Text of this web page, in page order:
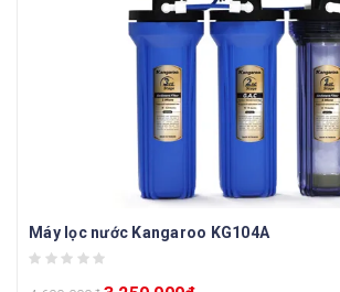
Máy lọc nước Kangaroo KG104A